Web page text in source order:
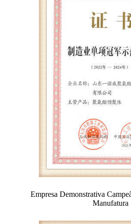
Empresa Demonstrativa
Manufatura